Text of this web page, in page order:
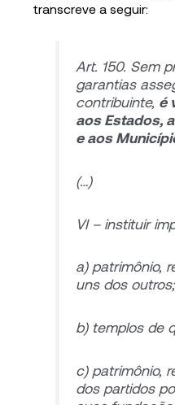
transcreve a seguir:
Art. 150. Sem
garantias
contribuinte, é
aos Estados,
e aos
(…)
VI – instituir
a) patrimônio,
uns dos outros;
b) templos de
c) patrimônio,
dos partidos